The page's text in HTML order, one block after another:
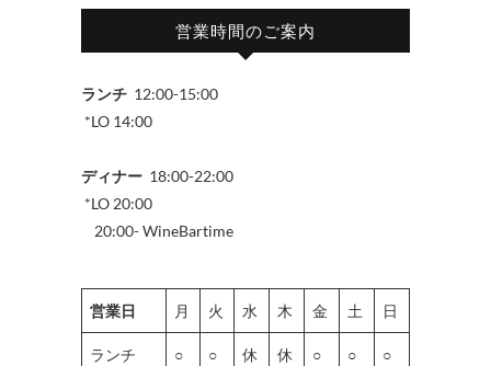
営業時間のご案内
ランチ 12:00-15:00
*LO 14:00
ディナー 18:00-22:00
*LO 20:00
20:00- WineBartime
営業日 月 火 水 木 金 土 日
ランチ ○ ○ 休 休 ○ ○ ○